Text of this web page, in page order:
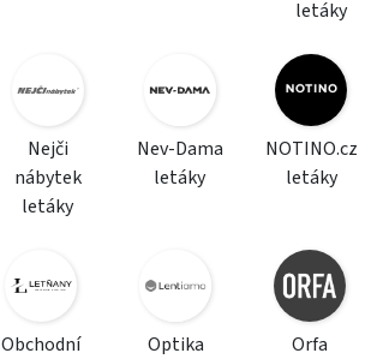
letáky
Nejči
nábytek
letáky
Nev-Dama
letáky
NOTINO.cz
letáky
Obchodní
Optika
Orfa